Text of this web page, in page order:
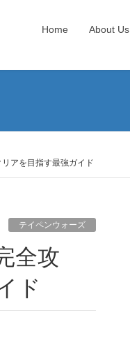
Home About Us
アを目指す最強ガイド
テイペンウォーズ
ド